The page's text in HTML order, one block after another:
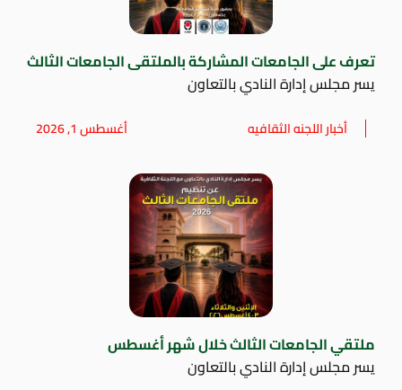
تعرف على الجامعات المشاركة بالملتقى الجامعات الثالث
يسر مجلس إدارة النادي بالتعاون
أخبار اللجنه الثقافيه أغسطس 1, 2026
ملتقي الجامعات الثالث خلال شهر أغسطس
يسر مجلس إدارة النادي بالتعاون